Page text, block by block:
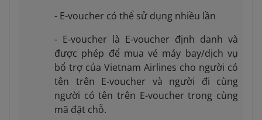
- E-voucher có thể sử dụng nhiều lần
- E-voucher là E-voucher định danh và
được phép để mua vé máy bay/dịch vụ
bổ trợ của Vietnam Airlines cho người có
tên trên E-voucher và người đi cùng
người có tên trên E-voucher trong cùng
mã đặt chỗ.